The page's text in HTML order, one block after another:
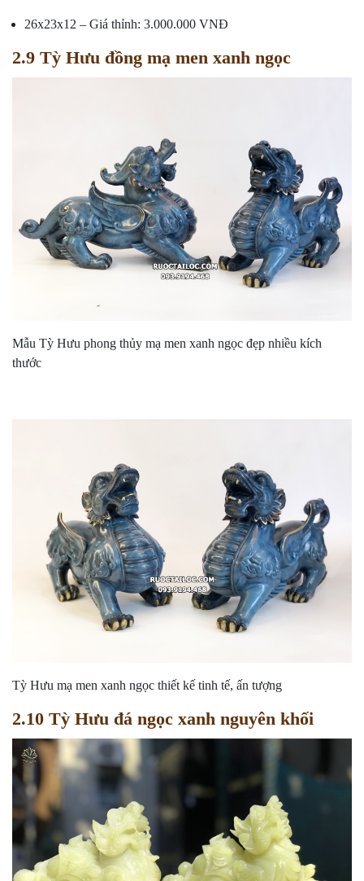
26x23x12 – Giá thỉnh: 3.000.000 VNĐ
2.9 Tỳ Hưu đồng mạ men xanh ngọc
Mẫu Tỳ Hưu phong thủy mạ men xanh ngọc đẹp nhiều kích
thước
Tỳ Hưu mạ men xanh ngọc thiết kế tinh tế, ấn tượng
2.10 Tỳ Hưu đá ngọc xanh nguyên khối